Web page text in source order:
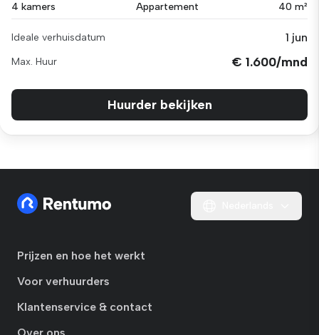
4 kamers Appartement 40 m²
Ideale verhuisdatum 1 jun
Max. Huur € 1.600/mnd
Huurder bekijken
Prijzen en hoe het werkt
Voor verhuurders
Klantenservice & contact